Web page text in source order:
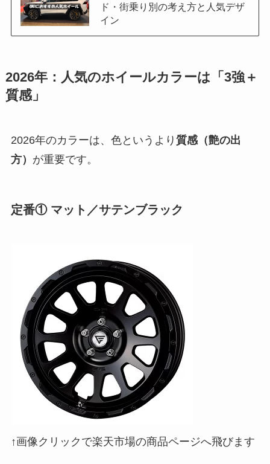
ド・街乗り別の考え方と人気デザ
イン
2026年：人気のホイールカラーは「3強＋
質感」
2026年のカラーは、色というより 質感（艶の出
方） が重要です。
定番① マット／サテンブラック
↑画像クリックで楽天市場の商品ページへ飛びます